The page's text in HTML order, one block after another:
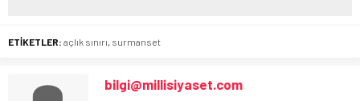
ETİKETLER: açlık sınırı surmanset
bilgi@millisiyaset.com